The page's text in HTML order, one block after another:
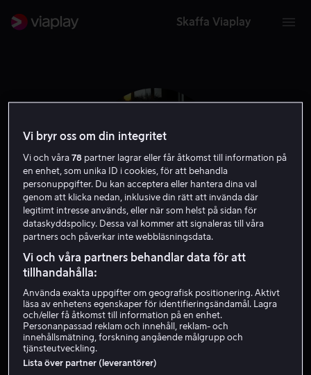
Skaffa Viaplay
Michael Hurst
Vi bryr oss om din integritet
Vi och våra78 partner lagrar eller får åtkomst till information på
en enhet, som unika ID i cookies, för att behandla
personuppgifter. Du kan acceptera eller hantera dina val
genom att klicka nedan, inklusive din rätt att invända där
legitimt intresse används, eller när som helst på sidan för
dataskyddspolicy. Dessa val kommer att signaleras till våra
partners och påverkar inte webbläsningsdata.
Vi och våra partners behandlar data för att
tillhandahålla:
Använda exakta uppgifter om geografisk positionering. Aktivt
läsa av enhetens egenskaper för identifieringsändamål. Lagra
och/eller få åtkomst till information på en enhet.
Personanpassad reklam och innehåll, reklam- och
innehållsmätning, forskning angående målgrupp och
tjänsteutveckling.
Lista över partner (leverantörer)